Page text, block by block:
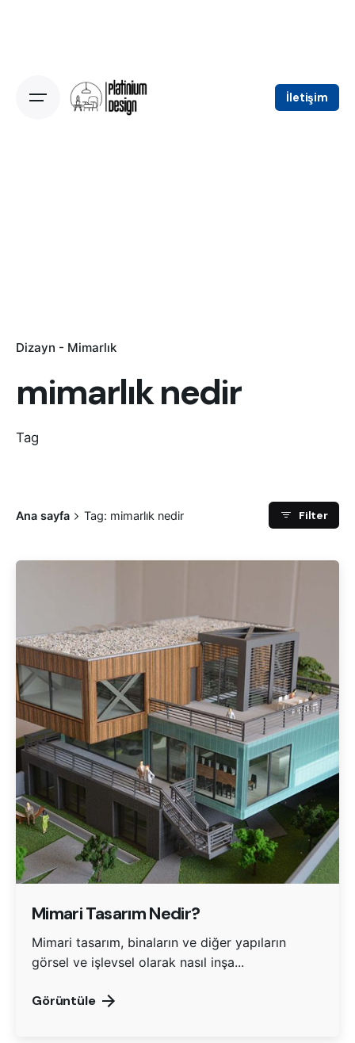
İletişim
Dizayn - Mimarlık
mimarlık nedir
Tag
Ana sayfa Tag: mimarlık nedir Filter
Mimari Tasarım Nedir?
Mimari tasarım, binaların ve diğer yapıların
görsel ve işlevsel olarak nasıl inşa...
Görüntüle